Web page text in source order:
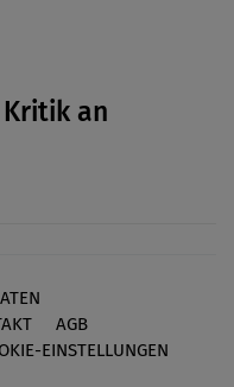
an
AGB
EINSTELLUNGEN